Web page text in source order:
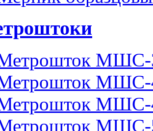
МШС-
МШС-
МШС-
МШС-